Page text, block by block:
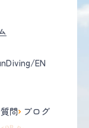
EN
問 ブログ